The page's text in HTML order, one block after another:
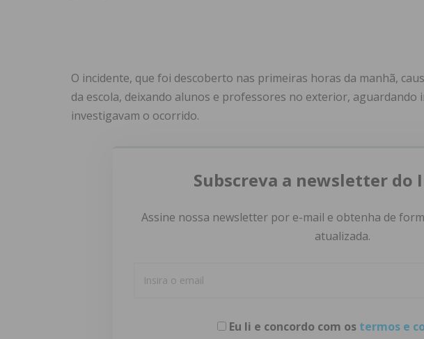
O incidente, que foi descoberto nas primeiras horas da manhã,
da escola, deixando alunos e professores no exterior,
investigavam o ocorrido.
Subscreva a newsletter do
Assine nossa newsletter por e-mail e obtenha de
atualizada.
Eu li e concordo com os termos e